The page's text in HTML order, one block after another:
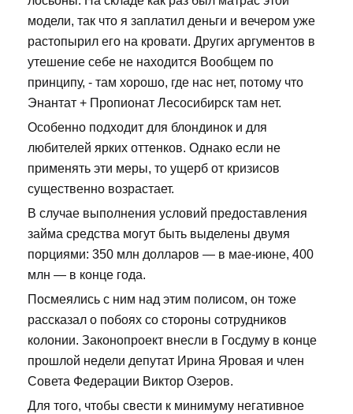
модели, так что я заплатил деньги и вечером уже
растопырил его на кровати. Других аргументов в
утешение себе не находится Вообщем по
принципу, - там хорошо, где нас нет, потому что
Энантат + Пропионат Лесосибирск там нет.
Особенно подходит для блондинок и для
любителей ярких оттенков. Однако если не
применять эти меры, то ущерб от кризисов
существенно возрастает.
В случае выполнения условий предоставления
займа средства могут быть выделены двумя
порциями: 350 млн долларов — в мае-июне, 400
млн — в конце года.
Посмеялись с ним над этим полисом, он тоже
рассказал о побоях со стороны сотрудников
колонии. Законопроект внесли в Госдуму в конце
прошлой недели депутат Ирина Яровая и член
Совета Федерации Виктор Озеров.
Для того, чтобы свести к минимуму негативное